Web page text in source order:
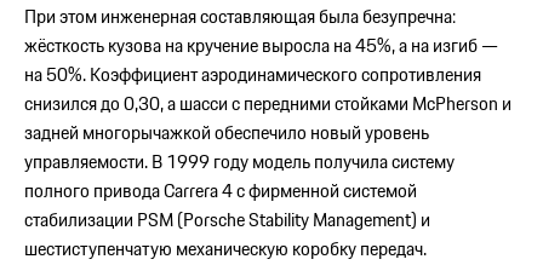
При этом инженерная составляющая была безупречна:
жёсткость кузова на кручение выросла на 45%, а на изгиб —
на 50%. Коэффициент аэродинамического сопротивления
снизился до 0,30, а шасси с передними стойками McPherson и
задней многорычажкой обеспечило новый уровень
управляемости. В 1999 году модель получила систему
полного привода Carrera 4 с фирменной системой
стабилизации PSM (Porsche Stability Management) и
шестиступенчатую механическую коробку передач.